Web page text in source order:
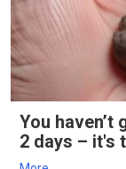
You
2 days – it's